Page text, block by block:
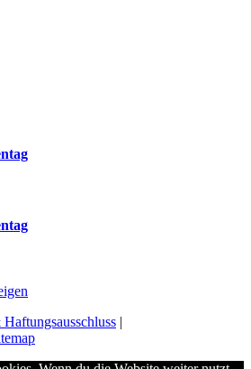
|